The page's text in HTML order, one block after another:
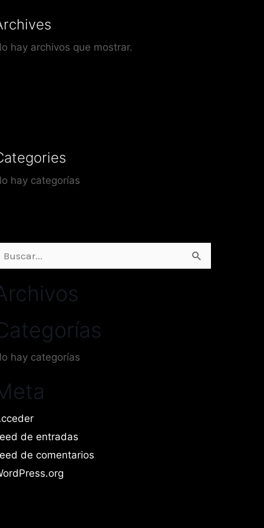
hay archivos que mostrar.
hay categorías
Buscar
hay categorías
de entradas
de comentarios